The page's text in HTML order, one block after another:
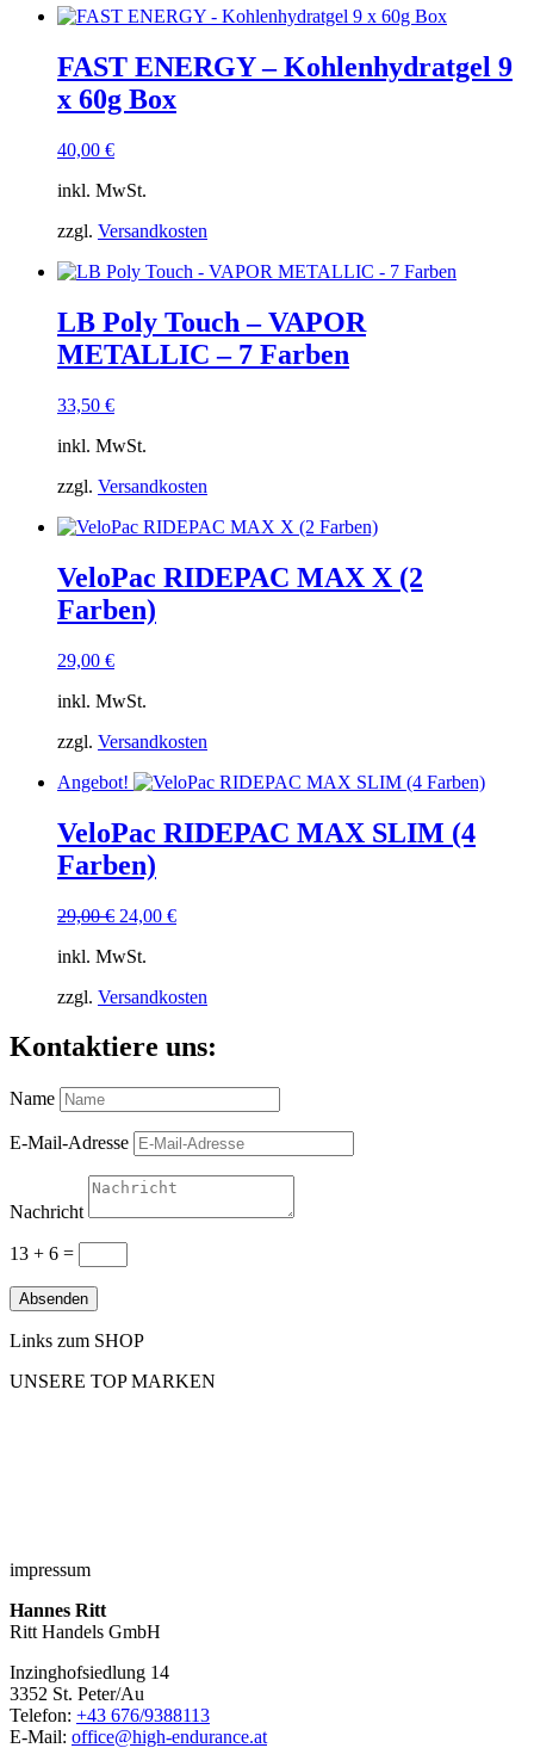
FAST ENERGY – Kohlenhydratgel 9
x 60g Box
40,00 €
inkl. MwSt.
zzgl. Versandkosten
LB Poly Touch – VAPOR
METALLIC – 7 Farben
33,50 €
inkl. MwSt.
zzgl. Versandkosten
VeloPac RIDEPAC MAX X (2
Farben)
29,00 €
inkl. MwSt.
zzgl. Versandkosten
Angebot!
VeloPac RIDEPAC MAX SLIM (4
Farben)
29,00€ Ursprünglicher
war:
24,00 €Aktueller
inkl. MwSt.
zzgl. Versandkosten
Kontaktiere uns:
Name
E-Mail-Adresse
Nachricht
13 + 6 =
Absenden
Links zum SHOP
UNSERE TOP MARKEN
impressum
Hannes Ritt
Ritt Handels GmbH
Inzinghofsiedlung 14
3352 St. Peter/Au
Telefon: +43 676/9388113
E-Mail: office@high-endurance.at